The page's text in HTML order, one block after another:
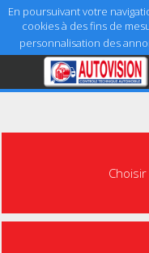
En poursuivant votre
cookies à des fins de
personnalisation des
Accueil
Aide